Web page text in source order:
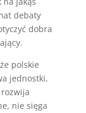
debaty
dobra
polskie
jednostki,
nie sięga